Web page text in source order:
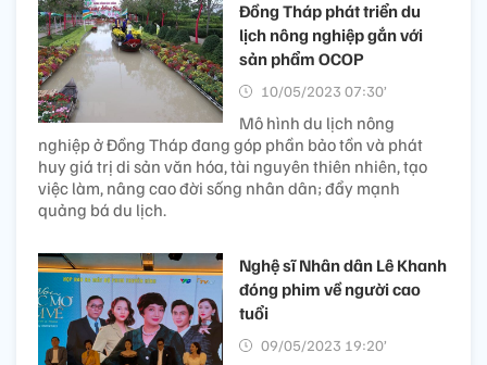
Đồng Tháp phát triển du
lịch nông nghiệp gắn với
sản phẩm OCOP
10/05/2023 07:30’
Mô hình du lịch nông
nghiệp ở Đồng Tháp đang góp phần bảo tồn và phát
huy giá trị di sản văn hóa, tài nguyên thiên nhiên, tạo
việc làm, nâng cao đời sống nhân dân; đẩy mạnh
quảng bá du lịch.
Nghệ sĩ Nhân dân Lê Khanh
đóng phim về người cao
tuổi
09/05/2023 19:20’